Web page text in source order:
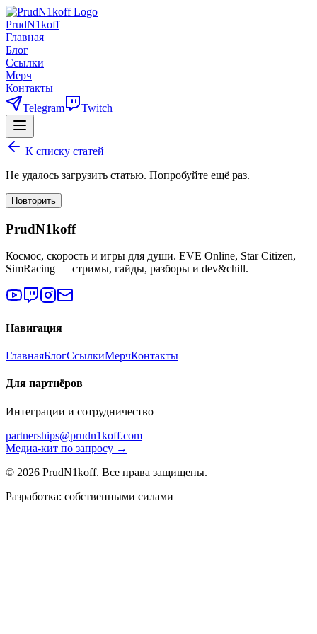
PrudN1koff
Главная
Блог
Ссылки
Мерч
Контакты
Telegram
Twitch
К списку статей
Не удалось загрузить статью. Попробуйте ещё раз.
Повторить
PrudN1koff
Космос, скорость и игры для души. EVE Online, Star Citizen,
SimRacing — стримы, гайды, разборы и dev&chill.
Навигация
ГлавнаяБлогСсылкиМерчКонтакты
Для партнёров
Интеграции и сотрудничество
partnerships@prudn1koff.com
Медиа-кит по запросу →
© 2026 PrudN1koff. Все права защищены.
Разработка: собственными силами